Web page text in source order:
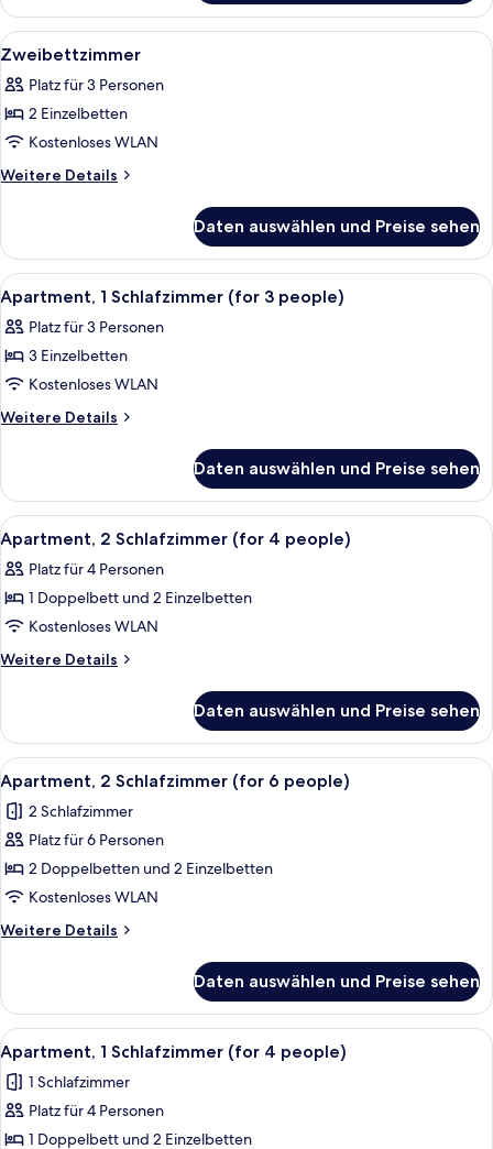
Doppelzimmer
(Malmequer)
Alle
Fotos
für
Zweibettzimmer
anzeigen
Ein Schlafzimmer mit einem Bett,
5
Zweibettzimmer
Platz für 3 Personen
2 Einzelbetten
Kostenloses WLAN
Weitere Details
Weitere
Daten auswählen und Preise sehen
Alle
Fotos
für
Apartment,
1
Schlafzimmer
people)
anzeigen
Ein Schlafzimmer mit zwei Betten,
5
Apartment, 1 Schlafzimmer (for 3 people)
Platz für 3 Personen
3 Einzelbetten
Kostenloses WLAN
Weitere Details
Weitere
1
Schlafzimmer
(for
people)
Daten auswählen und Preise sehen
Alle
Fotos
für
Apartment,
2 Schlafzimmer
(for
anzeigen
Ein Schlafzimmer mit gewölbter
6
Apartment, 2 Schlafzimmer (for 4 people)
Platz für 4 Personen
1 Doppelbett und 2 Einzelbetten
Kostenloses WLAN
Weitere Details
Weitere
2 Schlafzimmer
(for
4
people)
Daten auswählen und Preise sehen
Alle
Fotos
für
Apartment,
2 Schlafzimmer
(for
6
people)
Ein Schlafzimmer mit einem großen
7
Apartment, 2 Schlafzimmer (for 6 people)
2 Schlafzimmer
Platz für 6 Personen
2 Doppelbetten und 2 Einzelbetten
Kostenloses WLAN
Weitere Details
Weitere
2 Schlafzimmer
(for
6
people)
Daten auswählen und Preise sehen
Alle
Fotos
für
Apartment,
1
Ein Schlafzimmer mit einem Bett,
6
Apartment, 1 Schlafzimmer (for 4 people)
1 Schlafzimmer
Platz für 4 Personen
1 Doppelbett und 2 Einzelbetten